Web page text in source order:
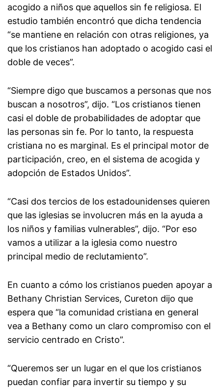
acogido a niños que aquellos sin fe religiosa. El
estudio también encontró que dicha tendencia
“se mantiene en relación con otras religiones, ya
que los cristianos han adoptado o acogido casi el
doble de veces”.
“Siempre digo que buscamos a personas que nos
buscan a nosotros”, dijo. “Los cristianos tienen
casi el doble de probabilidades de adoptar que
las personas sin fe. Por lo tanto, la respuesta
cristiana no es marginal. Es el principal motor de
participación, creo, en el sistema de acogida y
adopción de Estados Unidos”.
“Casi dos tercios de los estadounidenses quieren
que las iglesias se involucren más en la ayuda a
los niños y familias vulnerables”, dijo. “Por eso
vamos a utilizar a la iglesia como nuestro
principal medio de reclutamiento”.
En cuanto a cómo los cristianos pueden apoyar a
Bethany Christian Services, Cureton dijo que
espera que “la comunidad cristiana en general
vea a Bethany como un claro compromiso con el
servicio centrado en Cristo”.
“Queremos ser un lugar en el que los cristianos
puedan confiar para invertir su tiempo y su